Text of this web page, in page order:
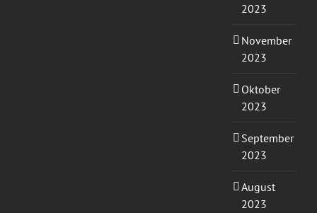
2023
November
2023
Oktober
2023
September
2023
August
2023